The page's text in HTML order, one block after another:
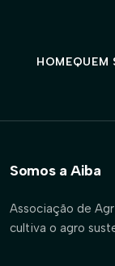
HOMEQUEM
Somos a Aiba
Associação de
cultiva o agro